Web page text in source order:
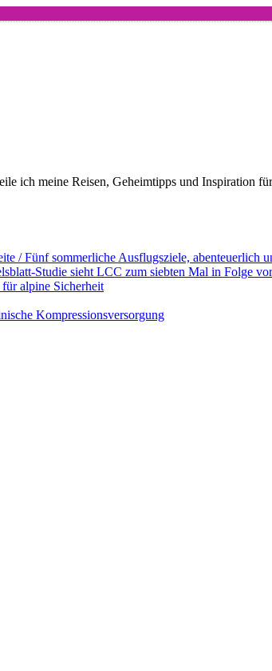
ich meine Reisen, Geheimtipps und Inspiration
/ Fünf sommerliche Ausflugsziele, abenteuerlich
Studie sieht LCC zum siebten Mal in Folge
alpine Sicherheit
Kompressionsversorgung